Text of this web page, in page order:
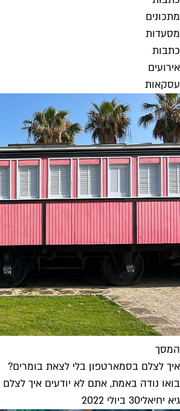
מתכונים
מסעדות
כתבות
אירועים
עסקאות
המסך
איך לצלם בסמארטפון בלי לצאת בומרים?
בואו נודה באמת, אתם לא יודעים איך
גיא יחיאלי30 ביולי 2022